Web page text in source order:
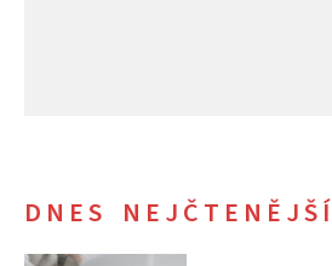
DNES NEJČTENĚJŠÍ